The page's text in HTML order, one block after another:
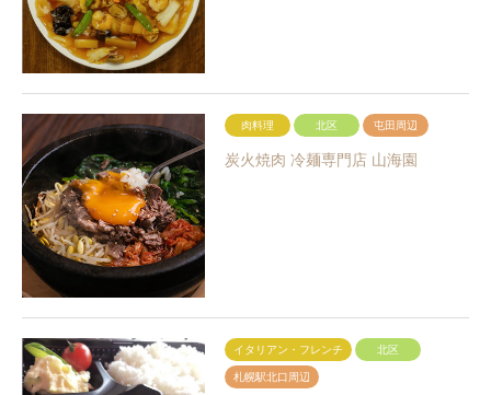
肉料理 北区 屯田周辺
炭火焼肉 冷麺専門店 山海園
イタリアン・フレンチ
北区
札幌駅北口周辺